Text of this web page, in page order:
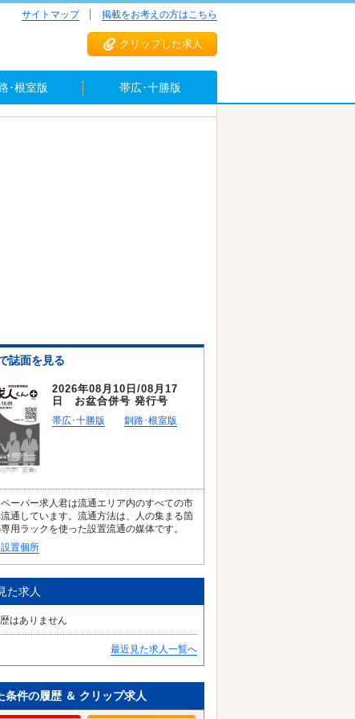
サイトマップ 掲載をお考えの方はこちら
クリップした求人
･根室版 帯広･十勝版
誌面を見る
2026年08月10日/08月17
日 お盆合併号 発行号
帯広･十勝版 釧路･根室版
ーパー求人君は流通エリア内のすべての市
通しています。流通方法は、人の集まる箇
用ラックを使った設置流通の媒体です。
設置個所
た求人
はありません
最近見た求人一覧へ
条件の履歴 ＆ クリップ求人